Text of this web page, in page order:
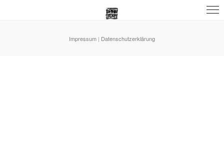
Impressum | Datenschutzerklärung